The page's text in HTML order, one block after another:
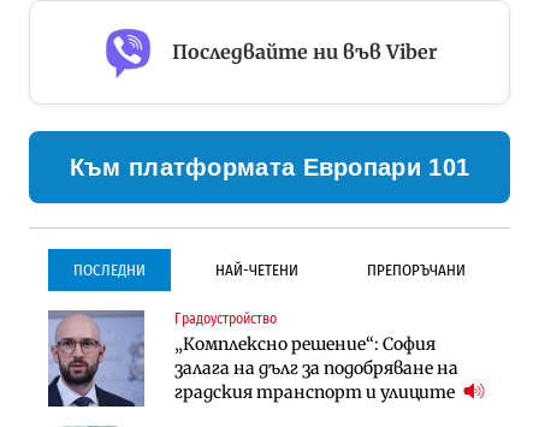
Последвайте ни във Viber
Към платформата Европари 101
ПОСЛЕДНИ НАЙ-ЧЕТЕНИ ПРЕПОРЪЧАНИ
Градоустройство
„Комплексно решение“: София
залага на дълг за подобряване на
градския транспорт и улиците
Градоустройство
Столична община избра
изпълнител за преместването на
трамвайното трасе по бул.
Инфраструктура
Проектирането на тунела под
Петрохан ще върви паралелно с
екологичните оценки